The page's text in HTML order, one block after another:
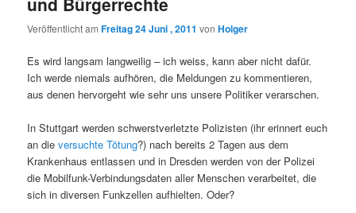
Veröffentlicht amFreitag 24 Juni , 2011 vonHolger
Es wird langsam langweilig – ich weiss, kann aber nicht dafür.
Ich werde niemals aufhören, die Meldungen zu kommentieren,
aus denen hervorgeht wie sehr uns unsere Politiker verarschen.
In Stuttgart werden schwerstverletzte Polizisten (ihr erinnert euch
an dieversuchte Tötung?) nach bereits 2 Tagen aus dem
Krankenhaus entlassen und in Dresden werden von der Polizei
die Mobilfunk-Verbindungsdaten aller Menschen verarbeitet, die
sich in diversen Funkzellen aufhielten. Oder?